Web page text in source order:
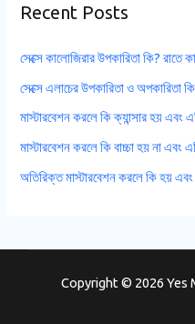
c
o
r
:
Recent Posts
সেক্সে কালোজিরার উপকারিতা কি? রাতে
সেক্সে এলাচের উপকারিতা ও অপকারিতা
মাস্টারবেশন করলে কি ক্যান্সার হয়
মাস্টারবেশন করলে কি বাচ্চা হয় না
অতিরিক্ত মাস্টারবেশন করলে কি হয়
Copyright © 2026 Yes